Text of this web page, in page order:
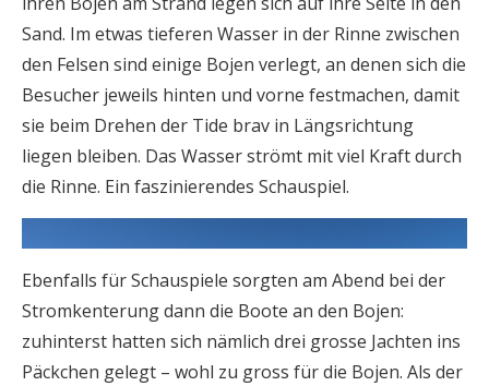
Sand. Im etwas tieferen Wasser in der Rinne zwischen
den Felsen sind einige Bojen verlegt, an denen sich die
Besucher jeweils hinten und vorne festmachen, damit
sie beim Drehen der Tide brav in Längsrichtung
liegen bleiben. Das Wasser strömt mit viel Kraft durch
die Rinne. Ein faszinierendes Schauspiel.
Ebenfalls für Schauspiele sorgten am Abend bei der
Stromkenterung dann die Boote an den Bojen:
zuhinterst hatten sich nämlich drei grosse Jachten ins
Päckchen gelegt – wohl zu gross für die Bojen. Als der